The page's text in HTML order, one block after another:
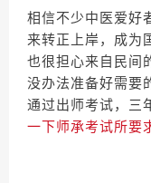
相信不少中医爱好
来转正上岸，成为
也很担心来自民间
没办法准备好需要
通过出师考试，三
一下师承考试所要